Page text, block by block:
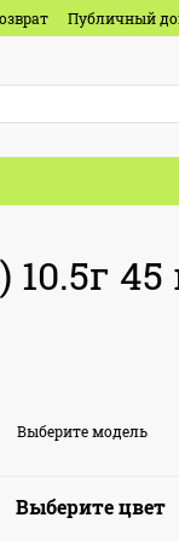
Публичный
10.5г
Выберите модель
Выберите цвет